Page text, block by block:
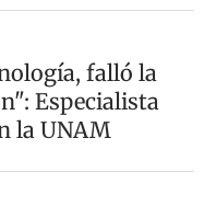
falló la
Especialista
la UNAM